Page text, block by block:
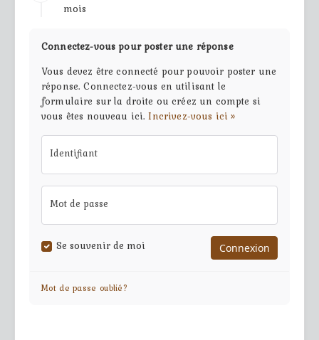
mois
Connectez-vous pour poster une réponse
Vous devez être connecté pour pouvoir poster une
réponse. Connectez-vous en utilisant le
formulaire sur la droite ou créez un compte si
vous êtes nouveau ici.Incrivez-vous ici »
Identifiant
Mot de passe
Se souvenir de moi
Mot de passe oublié?